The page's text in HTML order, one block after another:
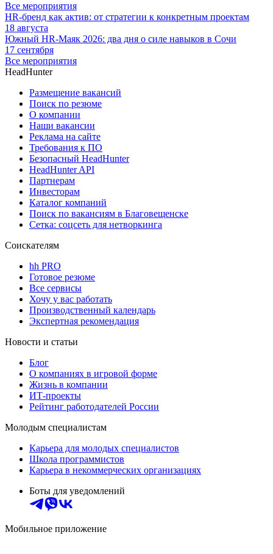
Все мероприятия
HR-бренд как актив: от стратегии к конкретным проектам
18 августа
Южный HR-Маяк 2026: два дня о силе навыков в Сочи
17 сентября
Все мероприятия
HeadHunter
Размещение вакансий
Поиск по резюме
О компании
Наши вакансии
Реклама на сайте
Требования к ПО
Безопасный HeadHunter
HeadHunter API
Партнерам
Инвесторам
Каталог компаний
Поиск по вакансиям в Благовещенске
Сетка: соцсеть для нетворкинга
Соискателям
hh PRO
Готовое резюме
Все сервисы
Хочу у вас работать
Производственный календарь
Экспертная рекомендация
Новости и статьи
Блог
О компаниях в игровой форме
Жизнь в компании
ИТ-проекты
Рейтинг работодателей России
Молодым специалистам
Карьера для молодых специалистов
Школа программистов
Карьера в некоммерческих организациях
Боты для уведомлений
Мобильное приложение